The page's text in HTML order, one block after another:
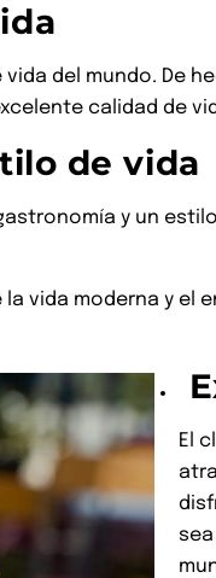
del mundo. De
calidad de
de vida
y un
vida moderna y
El